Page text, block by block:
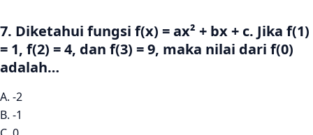
7. Diketahui fungsi f(x) = ax² + bx + c. Jika f(1)
= 1, f(2) = 4, dan f(3) = 9, maka nilai dari f(0)
adalah…
A. -2
B. -1